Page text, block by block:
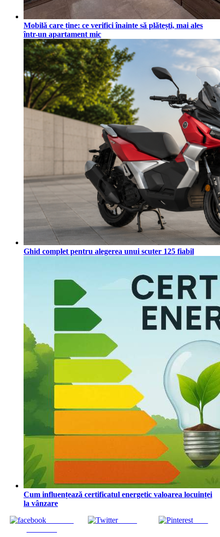
Mobilă care ține: ce verifici înainte să plătești, mai ales
într-un apartament mic
Ghid complet pentru alegerea unui scuter 125 fiabil
Cum influențează certificatul energetic valoarea locuinței
la vânzare
Tweet Save